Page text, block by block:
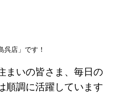
呉店」です！
まいの皆さま、毎日の
順調に活躍しています